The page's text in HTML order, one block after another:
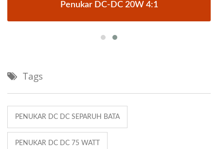
Penukar DC-DC 20W 4:1
Tags
PENUKAR DC DC SEPARUH BATA
PENUKAR DC DC 75 WATT